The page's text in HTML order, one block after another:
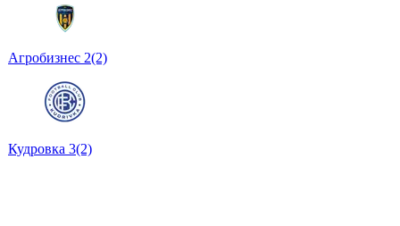
Агробизнес 2(2)
Кудровка 3(2)